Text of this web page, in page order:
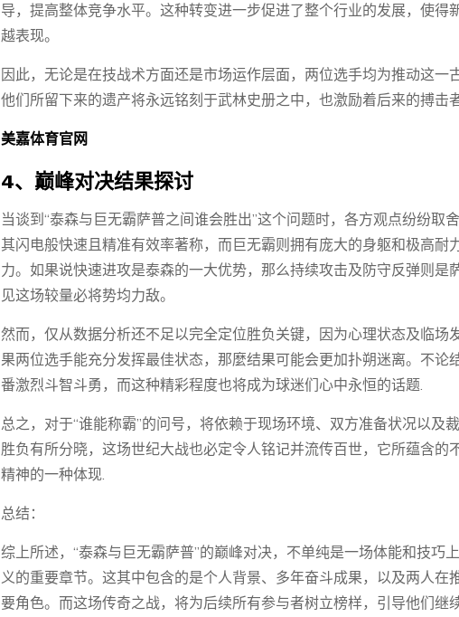
导，提高整体竞争水平。这种转变进一步促进了整个行业的发展，使得
越表现。
因此，无论是在技战术方面还是市场运作层面，两位选手均为推动这一
他们所留下来的遗产将永远铭刻于武林史册之中，也激励着后来的搏击
美嘉体育官网
4、巅峰对决结果探讨
当谈到“泰森与巨无霸萨普之间谁会胜出”这个问题时，各方观点纷纷取
其闪电般快速且精准有效率著称，而巨无霸则拥有庞大的身躯和极高耐
力。如果说快速进攻是泰森的一大优势，那么持续攻击及防守反弹则是
见这场较量必将势均力敌。
然而，仅从数据分析还不足以完全定位胜负关键，因为心理状态及临场
果两位选手能充分发挥最佳状态，那麼结果可能会更加扑朔迷离。不论
番激烈斗智斗勇，而这种精彩程度也将成为球迷们心中永恒的话题.
总之，对于“谁能称霸”的问号，将依赖于现场环境、双方准备状况以及
胜负有所分晓，这场世纪大战也必定令人铭记并流传百世，它所蕴含的
精神的一种体现.
总结：
综上所述，“泰森与巨无霸萨普”的巅峰对决，不单纯是一场体能和技巧
义的重要章节。这其中包含的是个人背景、多年奋斗成果，以及两人在
要角色。而这场传奇之战，将为后续所有参与者树立榜样，引导他们继